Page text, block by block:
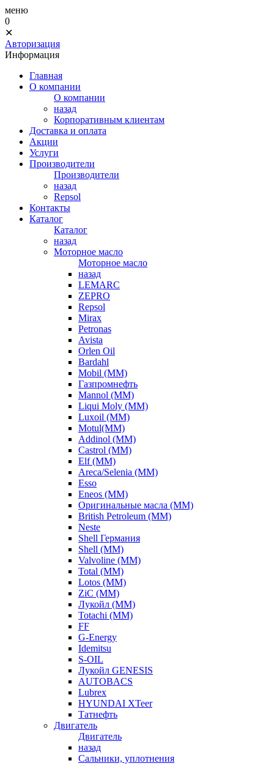
меню
0
✕
Авторизация
Информация
Главная
О компании
О компании
назад
Корпоративным клиентам
Доставка и оплата
Акции
Услуги
Производители
Производители
назад
Repsol
Контакты
Каталог
Каталог
назад
Моторное масло
Моторное масло
назад
LEMARC
ZEPRO
Repsol
Mirax
Petronas
Avista
Orlen Oil
Bardahl
Mobil (ММ)
Газпромнефть
Mannol (ММ)
Liqui Moly (ММ)
Luxoil (ММ)
Motul(ММ)
Addinol (ММ)
Castrol (ММ)
Elf (ММ)
Areca/Selenia (ММ)
Esso
Eneos (ММ)
Оригинальные масла (ММ)
British Petroleum (ММ)
Neste
Shell Германия
Shell (ММ)
Valvoline (ММ)
Total (ММ)
Lotos (ММ)
ZiC (ММ)
Лукойл (ММ)
Totachi (MM)
FF
G-Energy
Idemitsu
S-OIL
Лукойл GENESIS
AUTOBACS
Lubrex
HYUNDAI XTeer
Татнефть
Двигатель
Двигатель
назад
Сальники, уплотнения